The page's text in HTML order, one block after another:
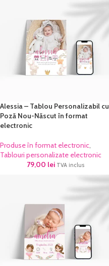
Alessia – Tablou Personalizabil cu
Poză Nou-Născut în format
electronic
Produse în format electronic,
Tablouri personalizate electronic
79,00 lei TVA inclus